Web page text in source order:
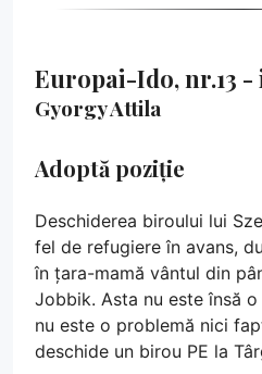
Europai-Ido, nr.13 -
Gyorgy Attila
Adoptă poziție
Deschiderea biroului lui
fel de refugiere în avans,
în țara-mamă vântul din
Jobbik. Asta nu este însă
nu este o problemă nici
deschide un birou PE la